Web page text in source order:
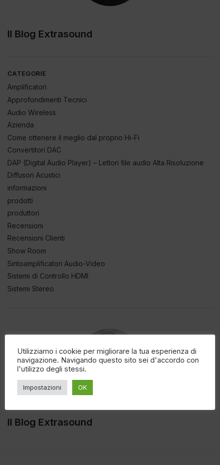
Il Blog Extrasound
CATEGORIE
Amplificatori
Approfondimenti Tecnici
Audio Wireless
Azienda
Come ottenere il meglio dal proprio Hi-Fi
Convertitori DAC
DAP (Digital Audio Player) – Lettori file audio Alta Risoluzione
Diffusori Acustici
informazioni
prodotti
produttori
Recensioni
Recensioni Clienti
Show Room
Sintoamplificatori Audio-Video
Sistemi di Controllo HDMI
Sistemi Stereo
Il Blog Extrasound
Utilizziamo i cookie per migliorare la tua esperienza di
navigazione. Navigando questo sito sei d'accordo con
l'utilizzo degli stessi.
Impostazioni OK